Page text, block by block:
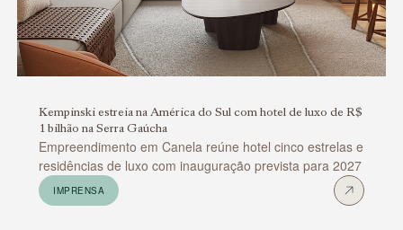
Kempinski estreia na América do Sul com hotel de luxo de R$
1 bilhão na Serra Gaúcha
Empreendimento em Canela reúne hotel cinco estrelas e
residências de luxo com inauguração prevista para 2027
IMPRENSA